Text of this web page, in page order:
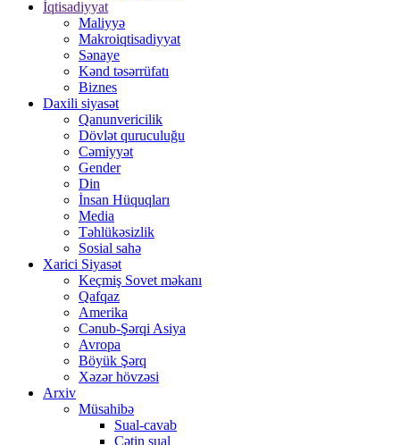
İqtisadiyyat
Maliyyə
Makroiqtisadiyyat
Sənaye
Kənd təsərrüfatı
Biznes
Daxili siyasət
Qanunvericilik
Dövlət quruculuğu
Cəmiyyət
Gender
Din
İnsan Hüquqları
Media
Təhlükəsizlik
Sosial sahə
Xarici Siyasət
Keçmiş Sovet məkanı
Qafqaz
Amerika
Cənub-Şərqi Asiya
Avropa
Böyük Şərq
Xəzər hövzəsi
Arxiv
Müsahibə
Sual-cavab
Çətin sual